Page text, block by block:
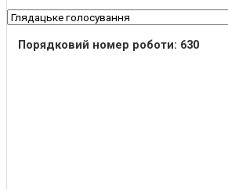
Порядковий номер роботи: 630